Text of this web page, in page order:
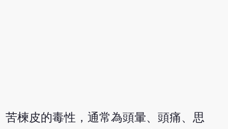
苦楝皮的毒性，通常為頭暈、頭痛、思